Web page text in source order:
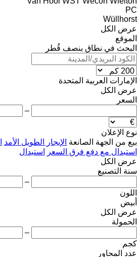
PC
Wüllhorst
عرض الكل
الموقع
البحث في نطاق بنصف قُطر
الإمارات العربية المتحدة
عرض الكل
السعر
–
نوع الإعلان
بيع من الجهة الصانعة الإيجار الطويل الأمد
استبدال مع دفع فرق السعر
استبدال
عرض الكل
سنة التصنيع
–
اللون
أبيض
عرض الكل
الحمولة
–
كجم
عدد المحاور